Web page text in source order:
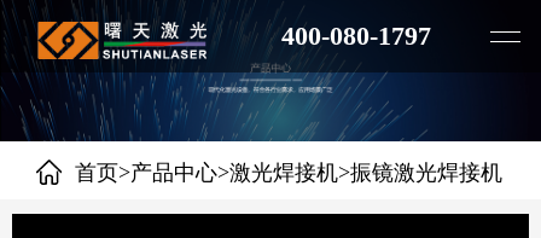
400-080-1797
首页>产品中心>激光焊接机>振镜激光焊接机